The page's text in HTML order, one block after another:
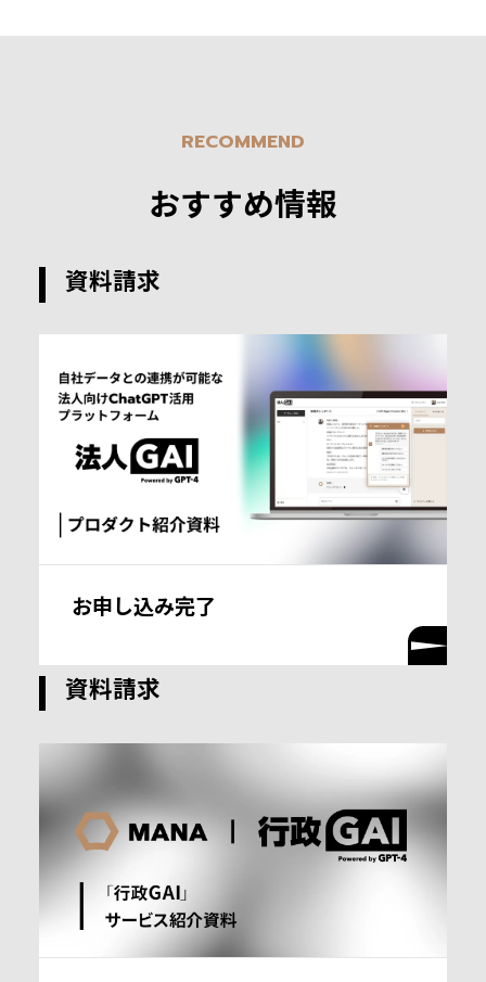
RECOMMEND
おすすめ情報
資料請求
お申し込み完了
資料請求